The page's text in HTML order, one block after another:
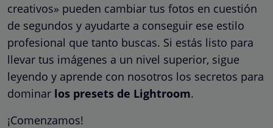
creativos» pueden cambiar tus fotos en cuestión
de segundos y ayudarte a conseguir ese estilo
profesional que tanto buscas. Si estás listo para
llevar tus imágenes a un nivel superior, sigue
leyendo y aprende con nosotros los secretos para
dominar los presets de Lightroom.
¡Comenzamos!